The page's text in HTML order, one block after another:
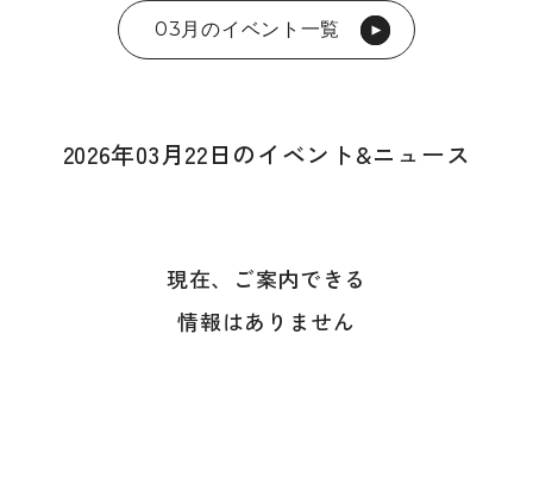
03月のイベント一覧
2026年03月22日のイベント&ニュース
現在、ご案内できる
情報はありません